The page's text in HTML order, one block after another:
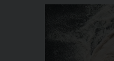
anni